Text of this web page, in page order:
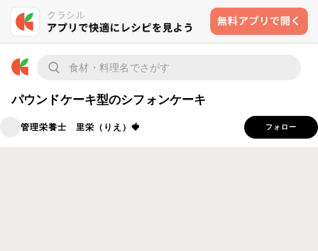
パウンドケーキ型のシフォンケーキ
管理栄養士 里栄（りえ）🍓 フォロー